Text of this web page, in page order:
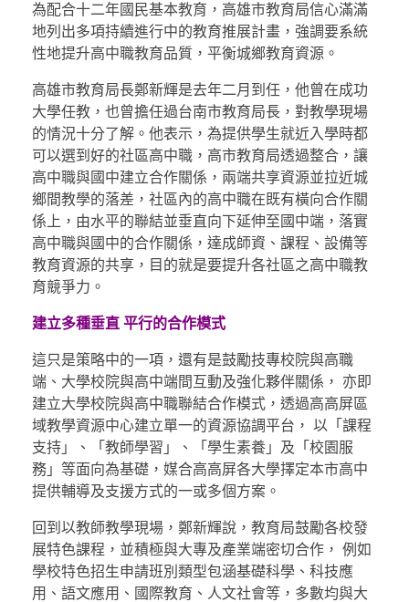
為配合十二年國民基本教育，高雄市教育局信心滿滿
地列出多項持續進行中的教育推展計畫，強調要系統
性地提升高中職教育品質，平衡城鄉教育資源。
高雄市教育局長鄭新輝是去年二月到任，他曾在成功
大學任教，也曾擔任過台南市教育局長，對教學現場
的情況十分了解。他表示，為提供學生就近入學時都
可以選到好的社區高中職，高市教育局透過整合，讓
高中職與國中建立合作關係，兩端共享資源並拉近城
鄉間教學的落差，社區內的高中職在既有橫向合作關
係上，由水平的聯結並垂直向下延伸至國中端，落實
高中職與國中的合作關係，達成師資、課程、設備等
教育資源的共享，目的就是要提升各社區之高中職教
育競爭力。
建立多種垂直 平行的合作模式
這只是策略中的一項，還有是鼓勵技專校院與高職
端、大學校院與高中端間互動及強化夥伴關係， 亦即
建立大學校院與高中職聯結合作模式，透過高高屏區
域教學資源中心建立單一的資源協調平台， 以「課程
支持」、「教師學習」、「學生素養」及「校園服
務」等面向為基礎，媒合高高屏各大學擇定本市高中
提供輔導及支援方式的一或多個方案。
回到以教師教學現場，鄭新輝說，教育局鼓勵各校發
展特色課程，並積極與大專及產業端密切合作， 例如
學校特色招生申請班別類型包涵基礎科學、科技應
用、語文應用、國際教育、人文社會等，多數均與大